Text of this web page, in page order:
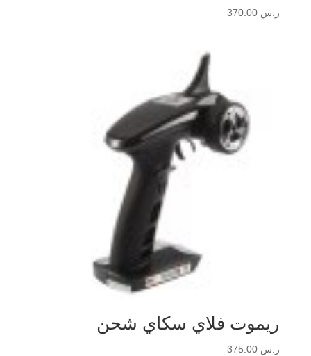
ر.س
ريموت فلاي سكاي شحن
ر.س